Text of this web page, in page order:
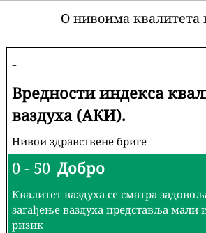
О нивоима квалитета
-
Вредности индекса
ваздуха (АКИ).
Нивои здравствене бриге
0 - 50 Добро
Квалитет ваздуха се сматра
загађење ваздуха представља мали
ризик